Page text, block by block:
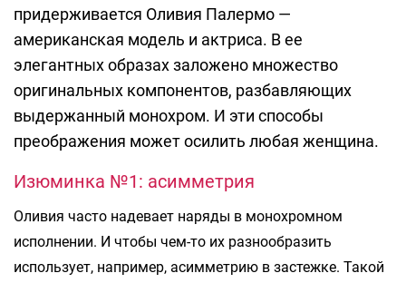
придерживается Оливия Палермо —
американская модель и актриса. В ее
элегантных образах заложено множество
оригинальных компонентов, разбавляющих
выдержанный монохром. И эти способы
преображения может осилить любая женщина.
Изюминка №1: асимметрия
Оливия часто надевает наряды в монохромном
исполнении. И чтобы чем-то их разнообразить
использует, например, асимметрию в застежке. Такой